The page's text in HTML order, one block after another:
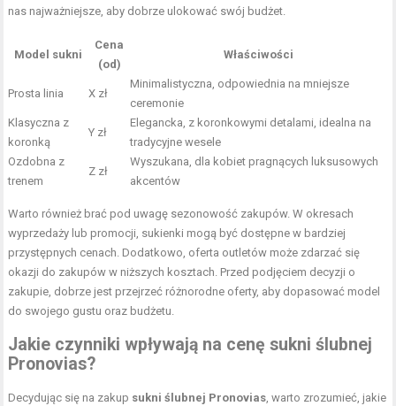
nas najważniejsze, aby dobrze ulokować swój budżet.
Model sukni
Cena
(od)
Właściwości
Prosta linia X zł
Minimalistyczna, odpowiednia na mniejsze
ceremonie
Klasyczna z
koronką
Y zł
Elegancka, z koronkowymi detalami, idealna na
tradycyjne wesele
Ozdobna z
trenem
Z zł
Wyszukana, dla kobiet pragnących luksusowych
akcentów
Warto również brać pod uwagę sezonowość zakupów. W okresach
wyprzedaży lub promocji, sukienki mogą być dostępne w bardziej
przystępnych cenach. Dodatkowo, oferta outletów może zdarzać się
okazji do zakupów w niższych kosztach. Przed podjęciem decyzji o
zakupie, dobrze jest przejrzeć różnorodne oferty, aby dopasować model
do swojego gustu oraz budżetu.
Jakie czynniki wpływają na cenę sukni ślubnej
Pronovias?
Decydując się na zakup sukni ślubnej Pronovias, warto zrozumieć, jakie